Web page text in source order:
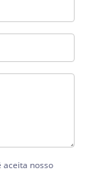
aceita nosso